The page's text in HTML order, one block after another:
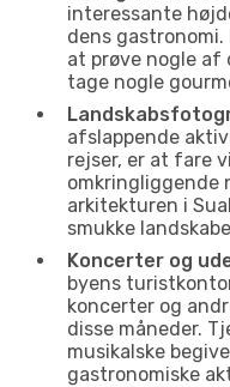
interessante
dens gastronomi.
at prøve nogle af
tage nogle
afslappende
rejser, er at fare
omkringliggende
arkitekturen i
smukke
Koncerter og
byens
koncerter og
disse måneder.
musikalske
gastronomiske